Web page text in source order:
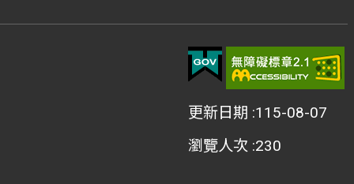
更新日期 115-08-07
瀏覽人次 230